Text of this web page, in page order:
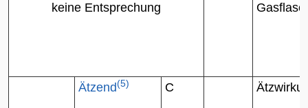
keine Entsprechung
Ätzend(5) C